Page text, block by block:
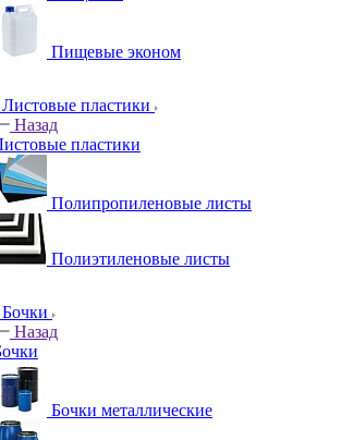
Пищевые эконом
Листовые пластики
Назад
пластики
Полипропиленовые листы
Полиэтиленовые листы
Бочки
Назад
Бочки металлические